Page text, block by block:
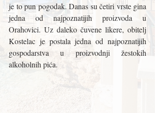
je to pun pogodak. Danas su četiri vrste gina
jedna od najpoznatijih proizvoda u
Orahovici. Uz daleko čuvene likere, obitelj
Kostelac je postala jedna od najpoznatijih
gospodarstva u proizvodnji žestokih
alkoholnih pića.